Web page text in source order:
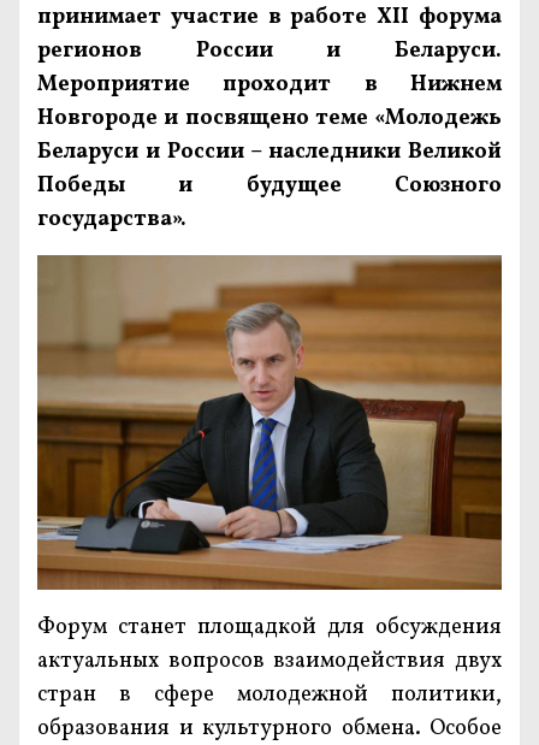
принимает участие в работе XII форума
регионов России и Беларуси.
Мероприятие проходит в Нижнем
Новгороде и посвящено теме «Молодежь
Беларуси и России – наследники Великой
Победы и будущее Союзного
государства».
Форум станет площадкой для обсуждения
актуальных вопросов взаимодействия двух
стран в сфере молодежной политики,
образования и культурного обмена. Особое